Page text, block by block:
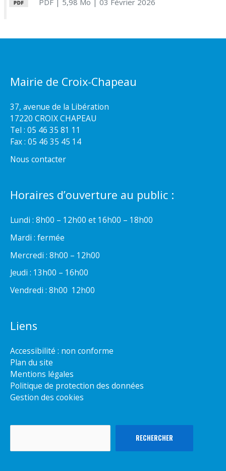
Mairie de Croix-Chapeau
37, avenue de la Libération
17220 CROIX CHAPEAU
Tel : 05 46 35 81 11
Fax : 05 46 35 45 14
Nous contacter
Horaires d’ouverture au public :
Lundi : 8h00 – 12h00 et 16h00 – 18h00
Mardi : fermée
Mercredi : 8h00 – 12h00
Jeudi : 13h00 – 16h00
Vendredi : 8h00  12h00
Liens
Accessibilité : non conforme
Plan du site
Mentions légales
Politique de protection des données
Gestion des cookies
RECHERCHER